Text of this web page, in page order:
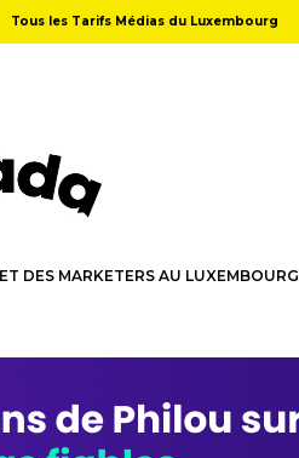
Tous les Tarifs Médias du Luxembourg
DES MARKETERS AU LUXEMBOURG